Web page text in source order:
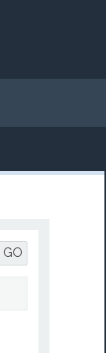
GO